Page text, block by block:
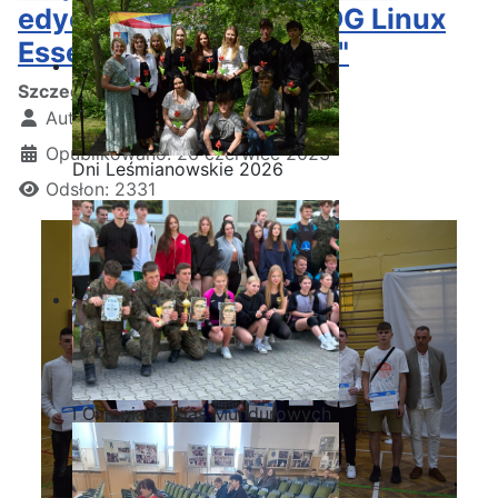
Dni Leśmianowskie 2026
I Olimpiada Klas Mundurowych
edycji kursu CISCO "NDG Linux
Essentials" w "Staszicu"
Szczegóły
Autor:Kamil Krosta
Opublikowano: 26 czerwiec 2023
Odsłon: 2331